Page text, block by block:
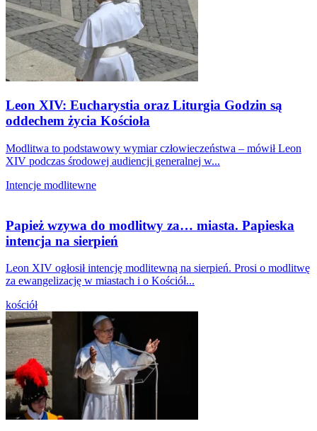
Leon XIV: Eucharystia oraz Liturgia Godzin są
oddechem życia Kościoła
Modlitwa to podstawowy wymiar człowieczeństwa – mówił Leon
XIV podczas środowej audiencji generalnej w...
Intencje modlitewne
Papież wzywa do modlitwy za… miasta. Papieska
intencja na sierpień
Leon XIV ogłosił intencję modlitewną na sierpień. Prosi o modlitwę
za ewangelizację w miastach i o Kościół...
kościół